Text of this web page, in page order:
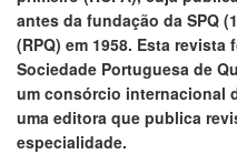
antes da fundação da SPQ
(RPQ) em 1958. Esta revista
Sociedade Portuguesa de
um consórcio internacional
uma editora que publica
especialidade.